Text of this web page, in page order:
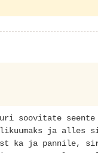
soovitate seente
ja alles
ka ja pannile,